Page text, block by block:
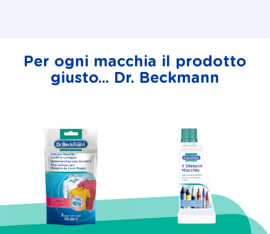
Per ogni macchia il prodotto
giusto... Dr. Beckmann